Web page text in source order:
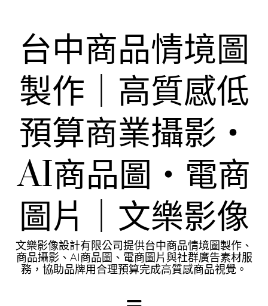
台中商品情境圖
製作｜高質感低
預算商業攝影・
AI商品圖・電商
圖片｜文樂影像
文樂影像設計有限公司提供台中商品情境圖製作、
商品攝影、AI商品圖、電商圖片與社群廣告素材服
務，協助品牌用合理預算完成高質感商品視覺。